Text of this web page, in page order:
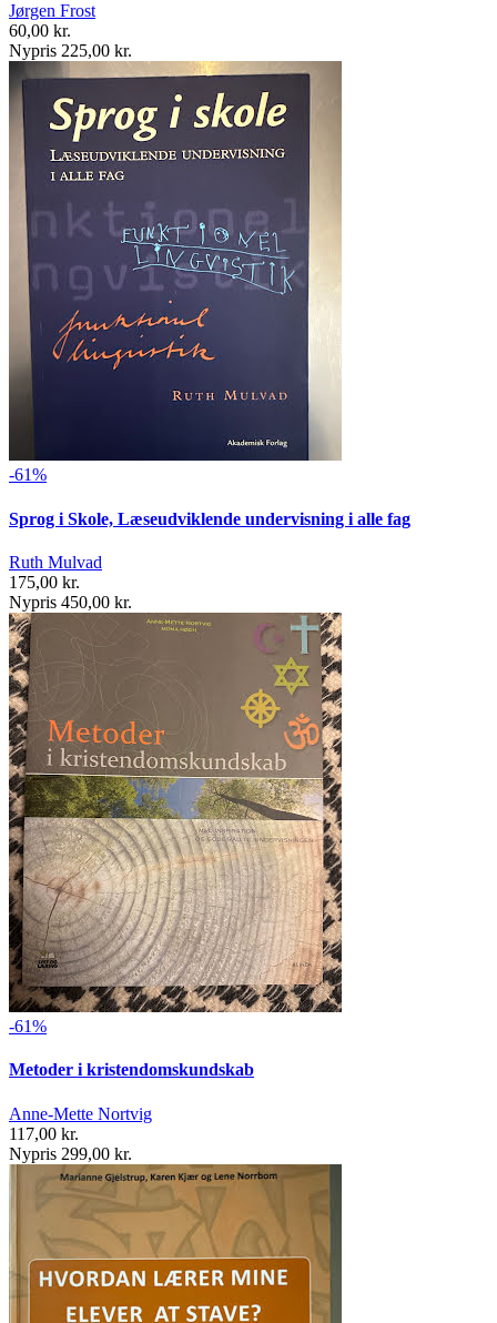
Jørgen Frost
60,00 kr.
Nypris 225,00 kr.
-61%
Sprog i Skole, Læseudviklende undervisning i alle fag
Ruth Mulvad
175,00 kr.
Nypris 450,00 kr.
-61%
Metoder i kristendomskundskab
Anne-Mette Nortvig
117,00 kr.
Nypris 299,00 kr.